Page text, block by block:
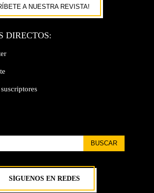
A NUESTRA REVISTA!
DIRECTOS:
BUSCAR
SÍGUENOS EN REDES